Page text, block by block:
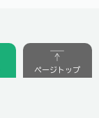
ページトップ